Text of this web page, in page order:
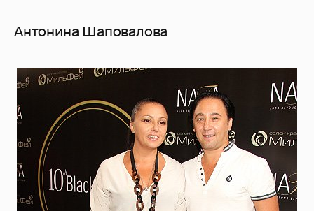
Антонина Шаповалова